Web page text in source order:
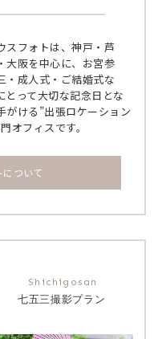
スフォトは、神戸・芦
大阪を中心に、お宮参
・成人式・ご結婚式な
とって大切な記念日とな
がける”出張ロケーション
オフィスです。
ついて
七五三撮影プラン